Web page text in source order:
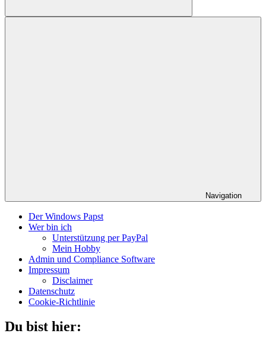
Suchen
Navigation
Der Windows Papst
Wer bin ich
Unterstützung per PayPal
Mein Hobby
Admin und Compliance Software
Impressum
Disclaimer
Datenschutz
Cookie-Richtlinie
Du bist hier: